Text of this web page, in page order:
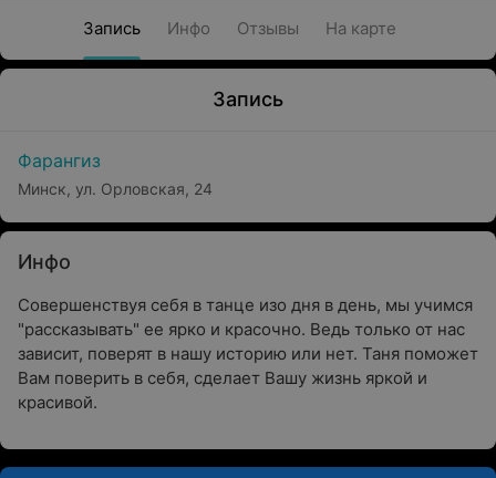
Запись Инфо Отзывы На карте
Запись
Фарангиз
Минск, ул. Орловская, 24
Инфо
Совершенствуя себя в танце изо дня в день, мы учимся
"рассказывать" ее ярко и красочно. Ведь только от нас
зависит, поверят в нашу историю или нет. Таня поможет
Вам поверить в себя, сделает Вашу жизнь яркой и
красивой.